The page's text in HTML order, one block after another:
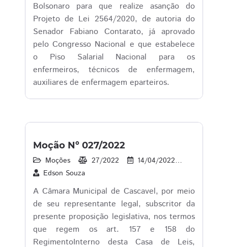
Bolsonaro para que realize asanção do
Projeto de Lei 2564/2020, de autoria do
Senador Fabiano Contarato, já aprovado
pelo Congresso Nacional e que estabelece
o Piso Salarial Nacional para os
enfermeiros, técnicos de enfermagem,
auxiliares de enfermagem eparteiros.
Moção Nº 027/2022
Moções 27/2022 14/04/2022
Edson Souza
A Câmara Municipal de Cascavel, por meio
de seu representante legal, subscritor da
presente proposição legislativa, nos termos
que regem os art. 157 e 158 do
RegimentoInterno desta Casa de Leis,